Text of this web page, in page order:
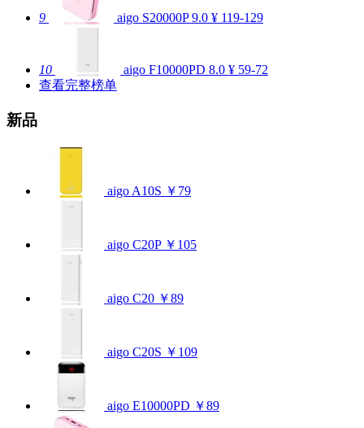
9 aigo S20000P 9.0 ¥ 119-129
10 aigo F10000PD 8.0 ¥ 59-72
查看完整榜单
新品
aigo A10S ￥79
aigo C20P ￥105
aigo C20 ￥89
aigo C20S ￥109
aigo E10000PD ￥89